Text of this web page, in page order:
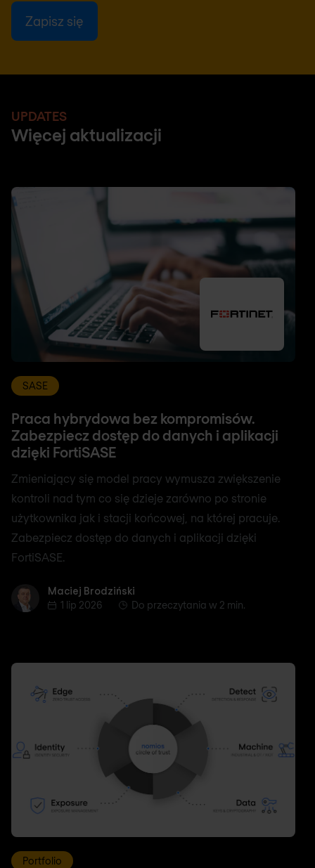
UPDATES
Więcej aktualizacji
SASE
Praca hybrydowa bez kompromisów.
Zabezpiecz dostęp do danych i aplikacji
dzięki FortiSASE
Zmieniający się model pracy wymusza zwiększenie
kontroli nad tym co się dzieje zarówno po stronie
użytkownika jak i stacji końcowej, na której pracuje.
Zabezpiecz dostęp do danych i aplikacji dzięki
FortiSASE.
Maciej Brodziński
Maciej Brodziński
1 lip 2026
Do przeczytania w 2 min.
Portfolio